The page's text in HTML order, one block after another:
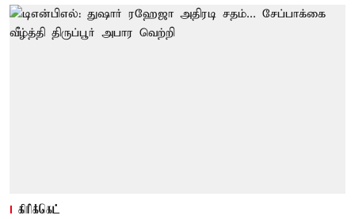
கிரிக்கெட்